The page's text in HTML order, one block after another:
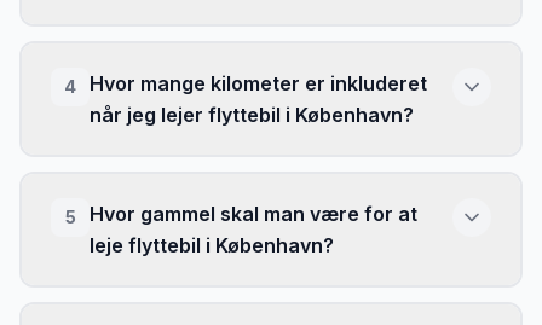
4
Hvor mange kilometer er inkluderet
når jeg lejer flyttebil i København?
5
Hvor gammel skal man være for at
leje flyttebil i København?